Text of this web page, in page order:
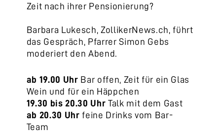
Zeit nach ihrer Pensionierung?
Barbara Lukesch, ZollikerNews.ch, führt
das Gespräch, Pfarrer Simon Gebs
moderiert den Abend.
ab 19.00 Uhr Bar offen, Zeit für ein Glas
Wein und für ein Häppchen
19.30 bis 20.30 Uhr Talk mit dem Gast
ab 20.30 Uhr feine Drinks vom Bar-
Team